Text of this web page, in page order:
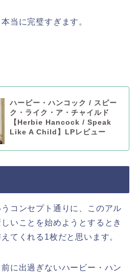
当に完璧すぎます。
ハービー・ハンコック / スピー
ク・ライク・ア・チャイルド
【Herbie Hancock / Speak
Like A Child】LPレビュー
うコンセプト通りに、このアル
いことを始めようとするとき
てくれる1枚だと思います。
に出過ぎないハービー・ハン